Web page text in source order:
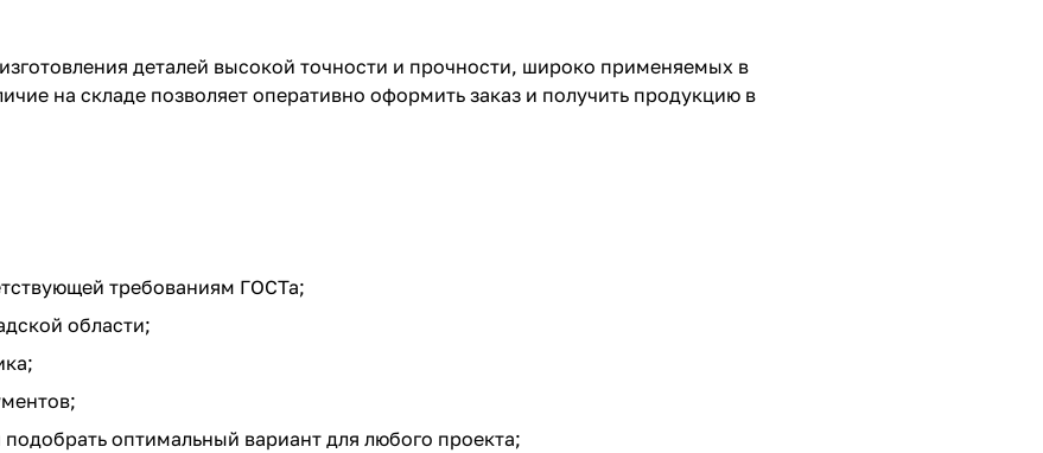
деталей высокой точности и прочности, широко применяемых в
на складе позволяет оперативно оформить заказ и получить продукцию в
требованиям ГОСТа;
области;
оптимальный вариант для любого проекта;